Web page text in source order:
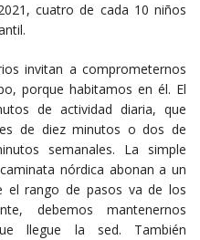
cuatro de cada 10 niños
invitan a comprometernos
porque habitamos en él. El
de actividad diaria, que
de diez minutos o dos de
semanales. La simple
nórdica abonan a un
el rango de pasos va de los
debemos mantenernos
llegue la sed. También